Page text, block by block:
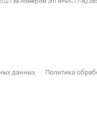
данных · Политика